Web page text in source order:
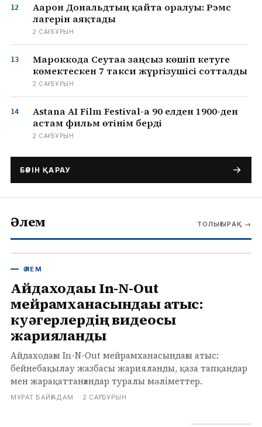
Аарон Дональдтың қайта оралуы: Рэмс
лагерін аяқтады
2 САҒ БҰРЫН
Мароккода Сеутаға заңсыз көшіп кетуге
көмектескен 7 такси жүргізушісі сотталды
2 САҒ БҰРЫН
Astana AI Film Festival-ға 90 елден 1900-ден
астам фильм өтінім берді
2 САҒ БҰРЫН
БӘРІН ҚАРАУ
Әлем ТОЛЫҒЫРАҚ →
ӘЛЕМ
Айдаходағы In-N-Out
мейрамханасындағы атыс:
куәгерлердің видеосы
жарияланды
Айдаходағы In-N-Out мейрамханасындағы атыс:
бейнебақылау жазбасы жарияланды, қаза тапқандар
мен жарақаттанғандар туралы мәліметтер.
МҰРАТ БАЙҒАДАМ · 2 САҒ БҰРЫН